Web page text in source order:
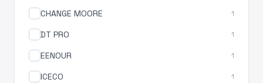
CHANGE MOORE 1
DT PRO 1
EENOUR 1
ICECO 1